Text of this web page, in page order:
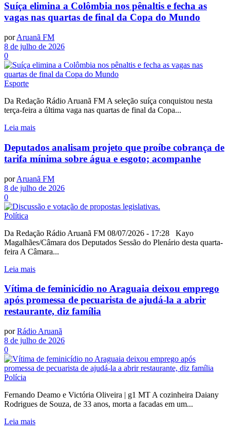
Suíça elimina a Colômbia nos pênaltis e fecha as
vagas nas quartas de final da Copa do Mundo
por Aruanã FM
8 de julho de 2026
0
Esporte
Da Redação Rádio Aruanã FM A seleção suíça conquistou nesta
terça-feira a última vaga nas quartas de final da Copa...
Leia mais
Deputados analisam projeto que proíbe cobrança de
tarifa mínima sobre água e esgoto; acompanhe
por Aruanã FM
8 de julho de 2026
0
Política
Da Redação Rádio Aruanã FM 08/07/2026 - 17:28 Kayo
Magalhães/Câmara dos Deputados Sessão do Plenário desta quarta-
feira A Câmara...
Leia mais
Vítima de feminicídio no Araguaia deixou emprego
após promessa de pecuarista de ajudá-la a abrir
restaurante, diz família
por Rádio Aruanã
8 de julho de 2026
0
Polícia
Fernando Deamo e Victória Oliveira | g1 MT A cozinheira Daiany
Rodrigues de Souza, de 33 anos, morta a facadas em um...
Leia mais